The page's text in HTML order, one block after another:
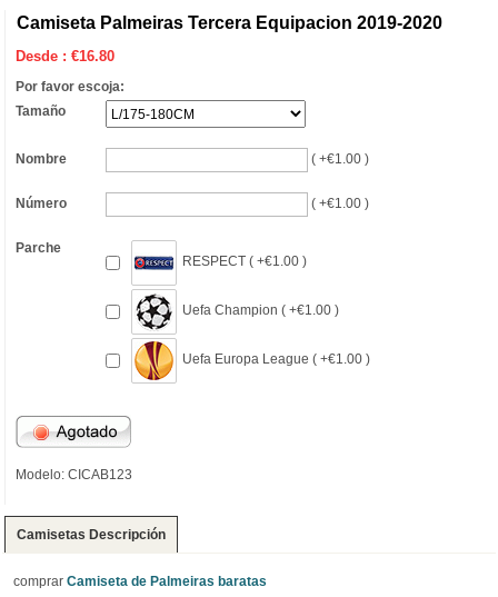
Camiseta Palmeiras Tercera Equipacion 2019-2020
Desde :€16.80
Por favor escoja:
Tamaño
Nombre ( +€1.00 )
Número ( +€1.00 )
Parche
RESPECT ( +€1.00 )
Uefa Champion ( +€1.00 )
Uefa Europa League ( +€1.00 )
Modelo: CICAB123
Camisetas Descripción
comprar Camiseta de Palmeiras baratas